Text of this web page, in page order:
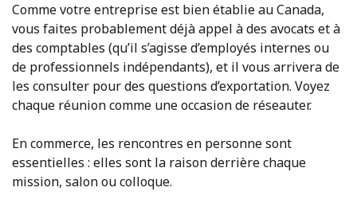
Comme votre entreprise est bien établie au Canada,
vous faites probablement déjà appel à des avocats et à
des comptables (qu’il s’agisse d’employés internes ou
de professionnels indépendants), et il vous arrivera de
les consulter pour des questions d’exportation. Voyez
chaque réunion comme une occasion de réseauter.
En commerce, les rencontres en personne sont
essentielles : elles sont la raison derrière chaque
mission, salon ou colloque.